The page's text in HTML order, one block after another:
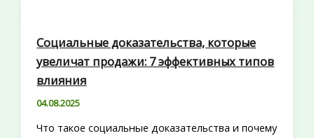
Социальные доказательства, которые
увеличат продажи: 7 эффективных типов
влияния
04.08.2025
Что такое социальные доказательства и почему